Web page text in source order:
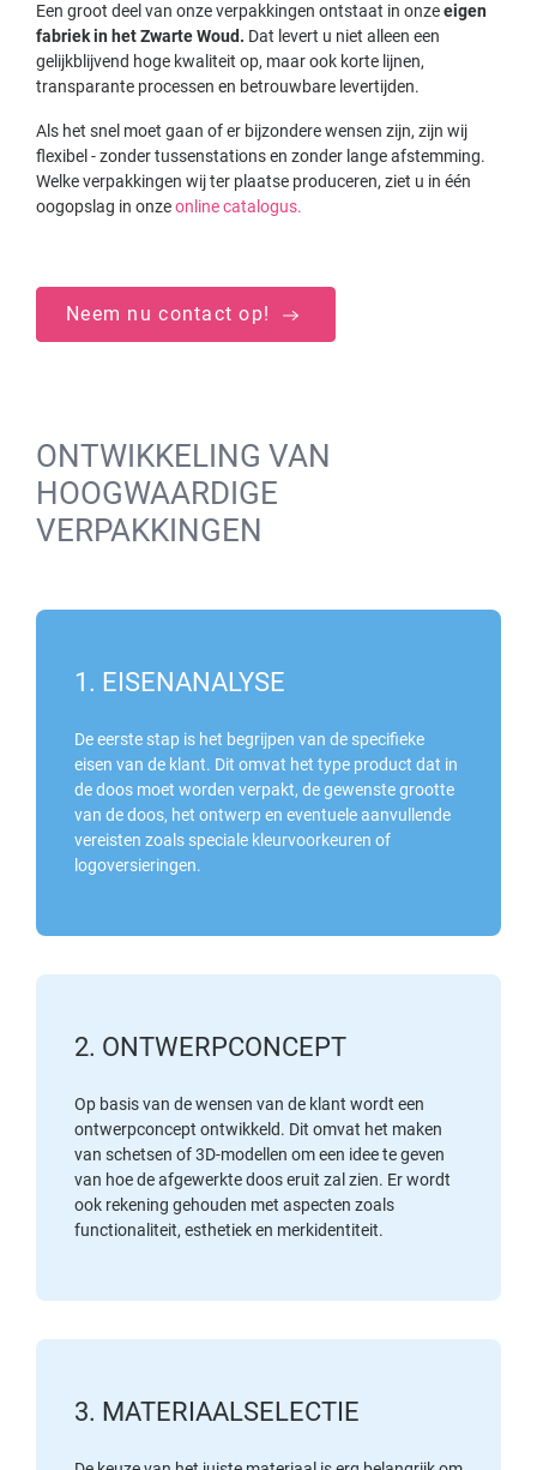
Een groot deel van onze verpakkingen ontstaat in onzeeigen
fabriek in het Zwarte Woud. Dat levert u niet alleen een
gelijkblijvend hoge kwaliteit op, maar ook korte lijnen,
transparante processen en betrouwbare levertijden.
Als het snel moet gaan of er bijzondere wensen zijn, zijn wij
flexibel - zonder tussenstations en zonder lange afstemming.
Welke verpakkingen wij ter plaatse produceren, ziet u in één
oogopslag in onzeonline catalogus.
Neem nu contact op!
ONTWIKKELING VAN
HOOGWAARDIGE
VERPAKKINGEN
1. EISENANALYSE
De eerste stap is het begrijpen van de specifieke
eisen van de klant. Dit omvat het type product dat in
de doos moet worden verpakt, de gewenste grootte
van de doos, het ontwerp en eventuele aanvullende
vereisten zoals speciale kleurvoorkeuren of
logoversieringen.
2. ONTWERPCONCEPT
Op basis van de wensen van de klant wordt een
ontwerpconcept ontwikkeld. Dit omvat het maken
van schetsen of 3D-modellen om een idee te geven
van hoe de afgewerkte doos eruit zal zien. Er wordt
ook rekening gehouden met aspecten zoals
functionaliteit, esthetiek en merkidentiteit.
3. MATERIAALSELECTIE